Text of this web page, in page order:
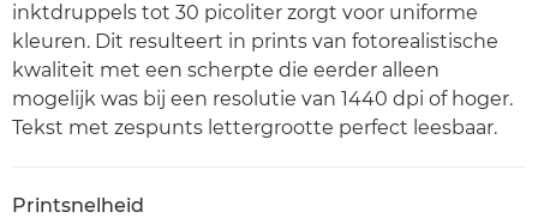
inktdruppels tot 30 picoliter zorgt voor uniforme
kleuren. Dit resulteert in prints van fotorealistische
kwaliteit met een scherpte die eerder alleen
mogelijk was bij een resolutie van 1440 dpi of hoger.
Tekst met zespunts lettergrootte perfect leesbaar.
Printsnelheid